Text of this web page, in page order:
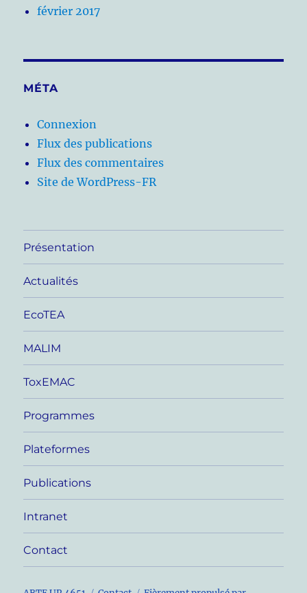
février 2017
MÉTA
Connexion
Flux des publications
Flux des commentaires
Site de WordPress-FR
Présentation
Actualités
EcoTEA
MALIM
ToxEMAC
Programmes
Plateformes
Publications
Intranet
Contact